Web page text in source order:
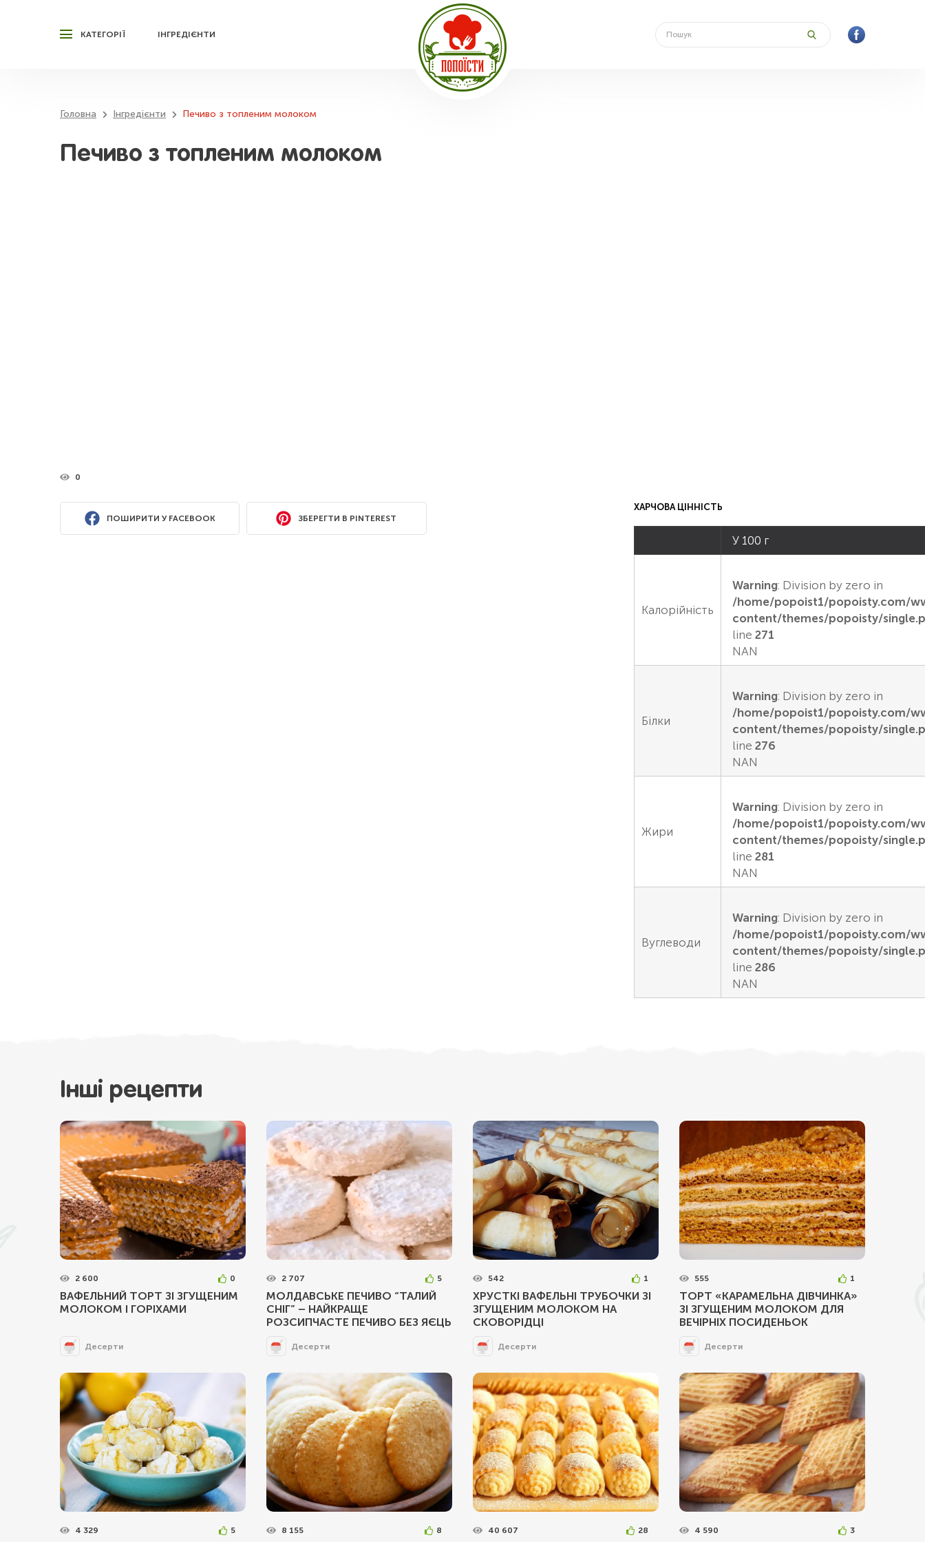
КАТЕГОРІЇ ІНГРЕДІЄНТИ
Головна Інгредієнти Печиво з топленим молоком
Печиво з топленим молоком
0
ПОШИРИТИ У FACEBOOK ЗБЕРЕГТИ В PINTEREST
ХАРЧОВА ЦІННІСТЬ
У 100 г
Калорійність
Warning: Division by zero in
/home/popoist1/popoisty.com/
content/themes/popoisty/
line 271
NAN
Білки
Warning: Division by zero in
/home/popoist1/popoisty.com/
content/themes/popoisty/
line 276
NAN
Жири
Warning: Division by zero in
/home/popoist1/popoisty.com/
content/themes/popoisty/
line 281
NAN
Вуглеводи
Warning: Division by zero in
/home/popoist1/popoisty.com/
content/themes/popoisty/
line 286
NAN
Інші рецепти
2 600 0
ВАФЕЛЬНИЙ ТОРТ ЗІ ЗГУЩЕНИМ
МОЛОКОМ І ГОРІХАМИ
Десерти
2 707 5
МОЛДАВСЬКЕ ПЕЧИВО “ТАЛИЙ
СНІГ” – НАЙКРАЩЕ
РОЗСИПЧАСТЕ ПЕЧИВО БЕЗ ЯЄЦЬ
Десерти
542 1
ХРУСТКІ ВАФЕЛЬНІ ТРУБОЧКИ ЗІ
ЗГУЩЕНИМ МОЛОКОМ НА
СКОВОРІДЦІ
Десерти
555 1
ТОРТ «КАРАМЕЛЬНА ДІВЧИНКА»
ЗІ ЗГУЩЕНИМ МОЛОКОМ ДЛЯ
ВЕЧІРНІХ ПОСИДЕНЬОК
Десерти
4 329 5 8 155 8 40 607 28 4 590 3